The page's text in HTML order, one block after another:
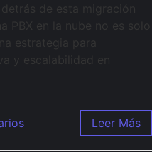
de esta migración
PBX en la nube no es solo
estrategia para
y escalabilidad en
Leer Más